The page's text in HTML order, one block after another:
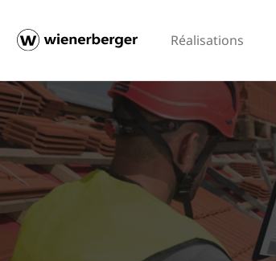
Réalisations